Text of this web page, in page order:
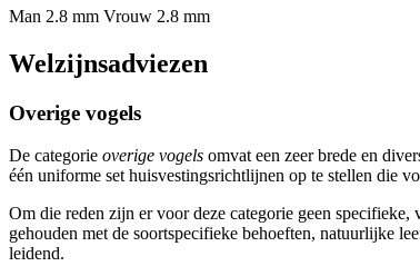
Man 2.8 mm Vrouw 2.8 mm
Welzijnsadviezen
Overige vogels
De categorie overige vogels omvat een zeer brede en
één uniforme set huisvestingsrichtlijnen op te stellen die
Om die reden zijn er voor deze categorie geen
gehouden met de soortspecifieke behoeften, natuurlijke
leidend.